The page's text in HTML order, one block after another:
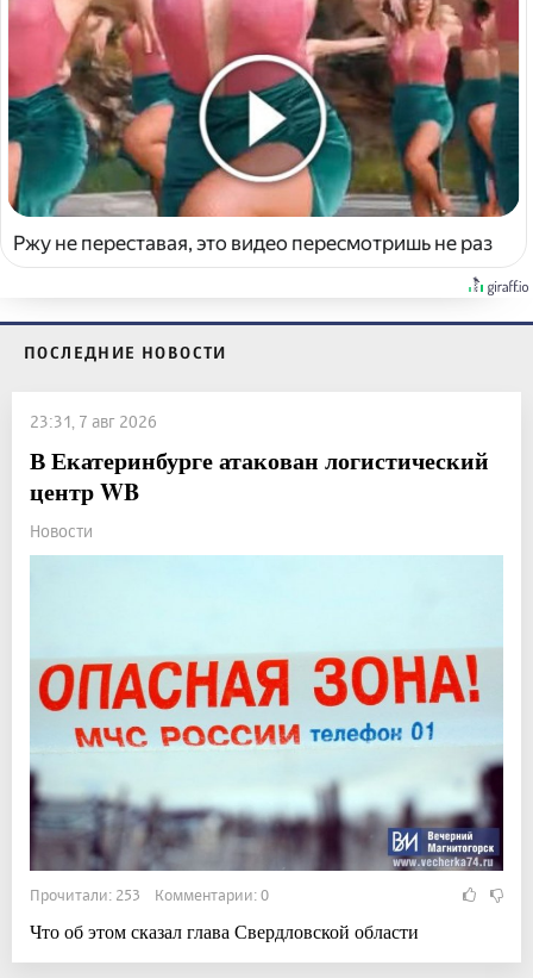
Ржу не переставая, это видео пересмотришь не раз
ПОСЛЕДНИЕ НОВОСТИ
23:31, 7 авг 2026
В Екатеринбурге атакован логистический
центр WB
Новости
Прочитали: 253 Комментарии: 0
Что об этом сказал глава Свердловской области